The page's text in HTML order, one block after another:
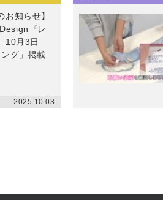
お知らせ】
『レ
10月3日
グ」掲載
2025.10.03